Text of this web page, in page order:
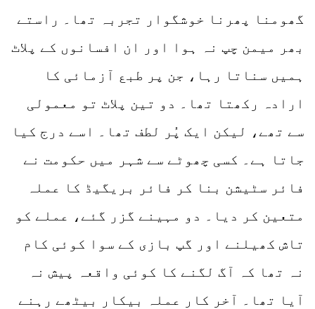
گھومنا پھرنا خوشگوار تجربہ تھا۔ راستے
بھر میمن چپ نہ ہوا اور ان افسانوں کے پلاٹ
ہمیں سناتا رہا، جن پر طبع آزمائی کا
ارادہ رکھتا تھا۔ دو تین پلاٹ تو معمولی
سے تھے، لیکن ایک پُر لطف تھا۔ اسے درج کیا
جاتا ہے۔ کسی چھوٹے سے شہر میں حکومت نے
فائر سٹیشن بنا کر فائر بریگیڈ کا عملہ
متعین کر دیا۔ دو مہینے گزر گئے، عملے کو
تاش کھیلنے اور گپ بازی کے سوا کوئی کام
نہ تھا کہ آگ لگنے کا کوئی واقعہ پیش نہ
آیا تھا۔ آخر کار عملہ بیکار بیٹھے رہنے